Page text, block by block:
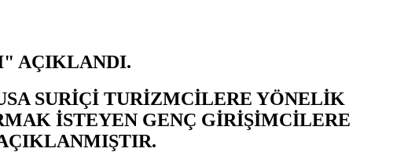
AÇIKLANDI.
SURİÇİ TURİZMCİLERE YÖNELİK
İSTEYEN GENÇ GİRİŞİMCİLERE